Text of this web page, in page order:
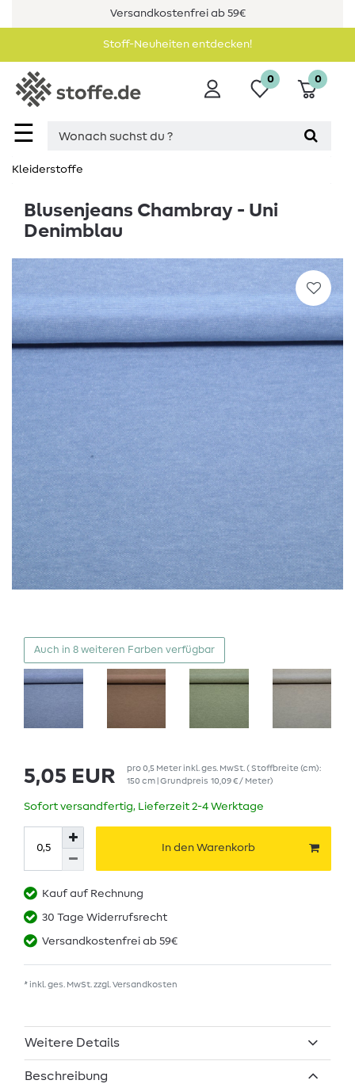
Versandkostenfrei ab 59€
Stoff-Neuheiten entdecken!
☰
0 0
Kleiderstoffe
Blusenjeans Chambray - Uni
Denimblau
Auch in 8 weiteren Farben verfügbar
5,05 EUR pro0,5 Meterinkl. ges. MwSt. ( Stoffbreite (cm):
150 cm | Grundpreis 10,09 € / Meter)
Sofort versandfertig, Lieferzeit 2-4 Werktage
In den Warenkorb
Kauf auf Rechnung
30 Tage Widerrufsrecht
Versandkostenfrei ab 59€
* inkl. ges. MwSt. zzgl. Versandkosten
Weitere Details
Beschreibung